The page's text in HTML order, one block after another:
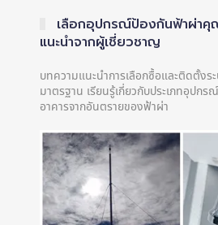
เลือกอุปกรณ์ป้องกันฟ้าผ่า
แนะนำจากผู้เชี่ยวชาญ
บทความแนะนำการเลือกซื้อและติดตั้งร
มาตรฐาน เรียนรู้เกี่ยวกับประเภทอุปกร
อาคารจากอันตรายของฟ้าผ่า